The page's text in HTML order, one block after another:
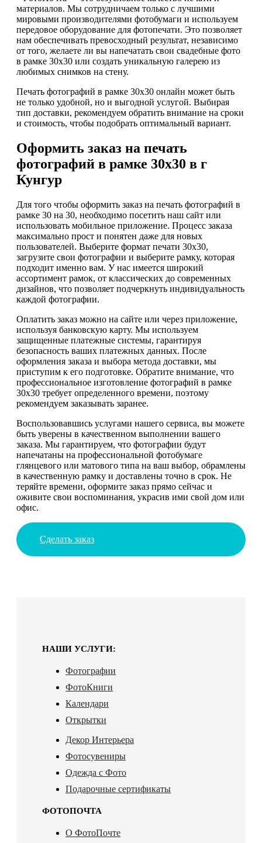
материалов. Мы сотрудничаем только с лучшими
мировыми производителями фотобумаги и используем
передовое оборудование для фотопечати. Это позволяет
нам обеспечивать превосходный результат, независимо
от того, желаете ли вы напечатать свои свадебные фото
в рамке 30х30 или создать уникальную галерею из
любимых снимков на стену.
Печать фотографий в рамке 30х30 онлайн может быть
не только удобной, но и выгодной услугой. Выбирая
тип доставки, рекомендуем обратить внимание на сроки
и стоимость, чтобы подобрать оптимальный вариант.
Оформить заказ на печать
фотографий в рамке 30х30 в г
Кунгур
Для того чтобы оформить заказ на печать фотографий в
рамке 30 на 30, необходимо посетить наш сайт или
использовать мобильное приложение. Процесс заказа
максимально прост и понятен даже для новых
пользователей. Выберите формат печати 30х30,
загрузите свои фотографии и выберите рамку, которая
подходит именно вам. У нас имеется широкий
ассортимент рамок, от классических до современных
дизайнов, что позволяет подчеркнуть индивидуальность
каждой фотографии.
Оплатить заказ можно на сайте или через приложение,
используя банковскую карту. Мы используем
защищенные платежные системы, гарантируя
безопасность ваших платежных данных. После
оформления заказа и выбора метода доставки, мы
приступим к его подготовке. Обратите внимание, что
профессиональное изготовление фотографий в рамке
30х30 требует определенного времени, поэтому
рекомендуем заказывать заранее.
Воспользовавшись услугами нашего сервиса, вы можете
быть уверены в качественном выполнении вашего
заказа. Мы гарантируем, что фотографии будут
напечатаны на профессиональной фотобумаге
глянцевого или матового типа на ваш выбор, обрамлены
в качественную рамку и доставлены точно в срок. Не
теряйте времени, оформите заказ прямо сейчас и
оживите свои воспоминания, украсив ими свой дом или
офис.
Сделать заказ
НАШИ УСЛУГИ:
Фотографии
ФотоКниги
Календари
Открытки
Декор Интерьера
Фотосувениры
Одежда с Фото
Подарочные сертификаты
ФОТОПОЧТА
О ФотоПочте